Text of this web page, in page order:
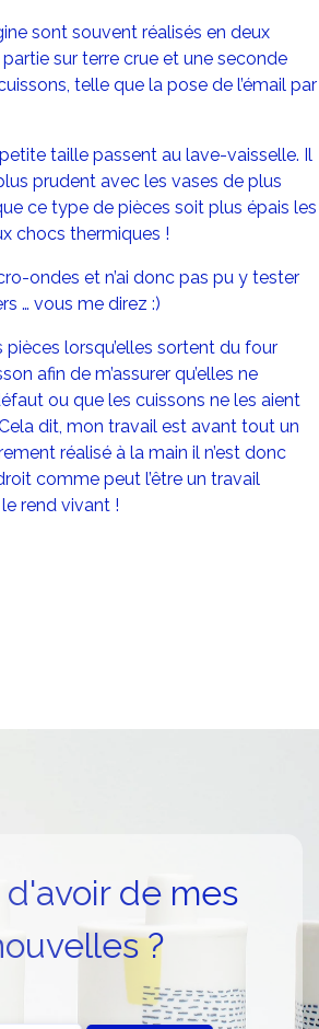
sont souvent réalisés en deux
sur terre crue et une seconde
telle que la pose de l’émail par
taille passent au lave-vaisselle. Il
prudent avec les vases de plus
ce type de pièces soit plus épais les
chocs thermiques !
ondes et n’ai donc pas pu y tester
… vous me direz :)
lorsqu’elles sortent du four
afin de m’assurer qu’elles ne
ou que les cuissons ne les aient
dit, mon travail est avant tout un
réalisé à la main il n’est donc
comme peut l’être un travail
rend vivant !
de mes
?